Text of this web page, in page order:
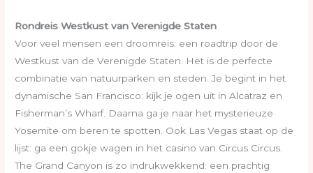
Rondreis Westkust van Verenigde Staten
Voor veel mensen een droomreis: een roadtrip door de
Westkust van de Verenigde Staten. Het is de perfecte
combinatie van natuurparken en steden. Je begint in het
dynamische San Francisco: kijk je ogen uit in Alcatraz en
Fisherman’s Wharf. Daarna ga je naar het mysterieuze
Yosemite om beren te spotten. Ook Las Vegas staat op de
lijst: ga een gokje wagen in het casino van Circus Circus.
The Grand Canyon is zo indrukwekkend: een prachtig